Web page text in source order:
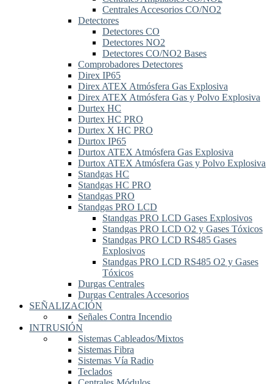
Centrales Accesorios CO/NO2
Detectores
Detectores CO
Detectores NO2
Detectores CO/NO2 Bases
Comprobadores Detectores
Direx IP65
Direx ATEX Atmósfera Gas Explosiva
Direx ATEX Atmósfera Gas y Polvo Explosiva
Durtex HC
Durtex HC PRO
Durtex X HC PRO
Durtox IP65
Durtox ATEX Atmósfera Gas Explosiva
Durtox ATEX Atmósfera Gas y Polvo Explosiva
Standgas HC
Standgas HC PRO
Standgas PRO
Standgas PRO LCD
Standgas PRO LCD Gases Explosivos
Standgas PRO LCD O2 y Gases Tóxicos
Standgas PRO LCD RS485 Gases
Explosivos
Standgas PRO LCD RS485 O2 y Gases
Tóxicos
Durgas Centrales
Durgas Centrales Accesorios
SEÑALIZACIÓN
Señales Contra Incendio
INTRUSIÓN
Sistemas Cableados/Mixtos
Sistemas Fibra
Sistemas Vía Radio
Teclados